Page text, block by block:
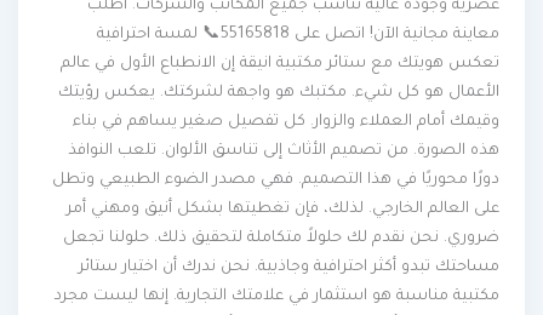
عصرية وجودة عالية تناسب جميع المكاتب والشركات. اطلب
معاينة مجانية الآن! اتصل على 55165818📞 لمسة احترافية
تعكس هويتك مع ستائر مكتبية انيقة إن الانطباع الأول في عالم
الأعمال هو كل شيء. مكتبك هو واجهة لشركتك. يعكس رؤيتك
وقيمك أمام العملاء والزوار. كل تفصيل صغير يساهم في بناء
هذه الصورة. من تصميم الأثاث إلى تناسق الألوان. تلعب النوافذ
دورًا محوريًا في هذا التصميم. فهي مصدر الضوء الطبيعي وتطل
على العالم الخارجي. لذلك، فإن تغطيتها بشكل أنيق ومهني أمر
ضروري. نحن نقدم لك حلولاً متكاملة لتحقيق ذلك. حلولنا تجعل
مساحتك تبدو أكثر احترافية وجاذبية. نحن ندرك أن اختيار ستائر
مكتبية مناسبة هو استثمار في علامتك التجارية. إنها ليست مجرد